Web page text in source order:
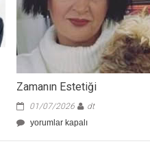
Zamanın Estetiği
01/07/2026
dt
Zamanın
yorumlar kapalı